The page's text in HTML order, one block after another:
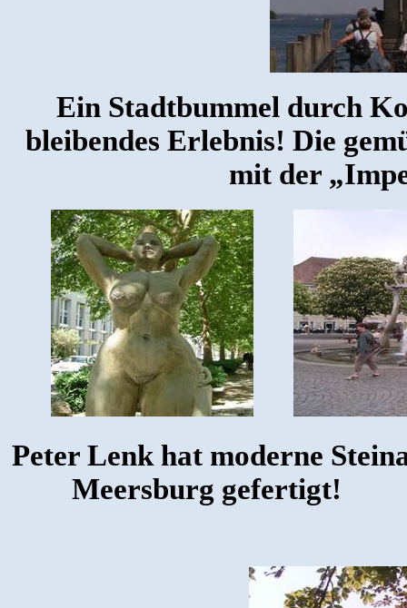
Ein Stadtbummel durch
bleibendes Erlebnis! Die
mit der
Peter Lenk hat moderne
Meersburg gefertigt!